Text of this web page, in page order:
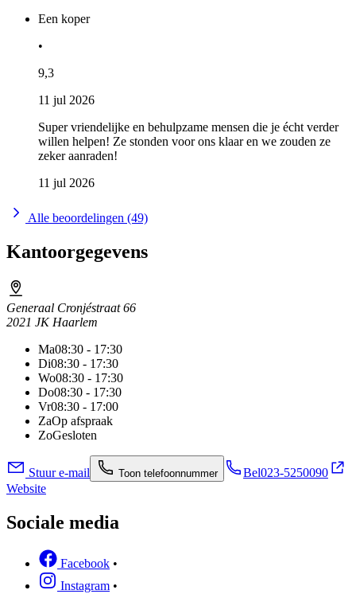
Een koper
•
9,3
11 jul 2026
Super vriendelijke en behulpzame mensen die je écht verder
willen helpen! Ze stonden voor ons klaar en we zouden ze
zeker aanraden!
11 jul 2026
Alle beoordelingen (49)
Kantoorgegevens
Generaal Cronjéstraat 66
2021 JK Haarlem
Ma08:30 - 17:30
Di08:30 - 17:30
Wo08:30 - 17:30
Do08:30 - 17:30
Vr08:30 - 17:00
ZaOp afspraak
ZoGesloten
Stuur e-mail Toon telefoonnummer Bel023-5250090
Website
Sociale media
Facebook •
Instagram •